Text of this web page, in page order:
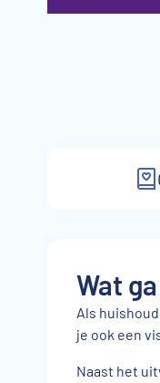
Wat
Als
je ook een
Naast het